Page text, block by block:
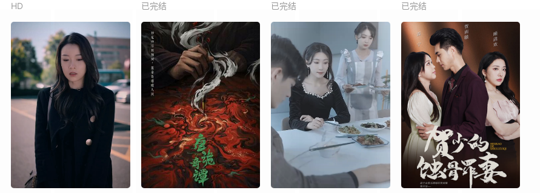
HD
已完结
已完结
已完结